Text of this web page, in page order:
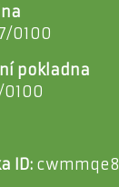
0100
pokladna
0100
ID: cwmmqe8